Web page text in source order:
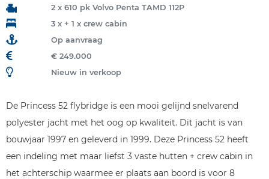
2 x 610 pk Volvo Penta TAMD 112P
3 x + 1 x crew cabin
Op aanvraag
€ 249.000
Nieuw in verkoop
De Princess 52 flybridge is een mooi gelijnd snelvarend
polyester jacht met het oog op kwaliteit. Dit jacht is van
bouwjaar 1997 en geleverd in 1999. Deze Princess 52 heeft
een indeling met maar liefst 3 vaste hutten + crew cabin in
het achterschip waarmee er plaats aan boord is voor 8